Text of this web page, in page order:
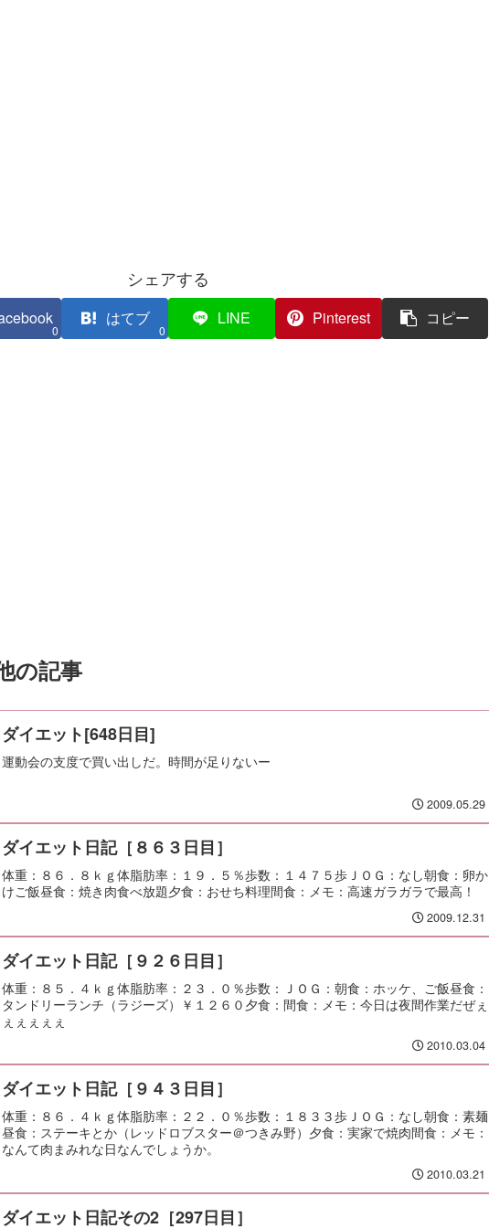
シェアする
0
はてブ
0
LINE Pinterest コピー
の記事
ダイエット[648日目]
運動会の支度で買い出しだ。時間が足りないー
2009.05.29
ダイエット日記［８６３日目］
体重：８６．８ｋｇ体脂肪率：１９．５％歩数：１４７５歩ＪＯＧ：なし朝食：卵か
けご飯昼食：焼き肉食べ放題夕食：おせち料理間食：メモ：高速ガラガラで最高！
2009.12.31
ダイエット日記［９２６日目］
体重：８５．４ｋｇ体脂肪率：２３．０％歩数：ＪＯＧ：朝食：ホッケ、ご飯昼食：
タンドリーランチ（ラジーズ）￥１２６０夕食：間食：メモ：今日は夜間作業だぜぇ
ぇぇぇぇぇ
2010.03.04
ダイエット日記［９４３日目］
体重：８６．４ｋｇ体脂肪率：２２．０％歩数：１８３３歩ＪＯＧ：なし朝食：素麺
昼食：ステーキとか（レッドロブスター＠つきみ野）夕食：実家で焼肉間食：メモ：
なんて肉まみれな日なんでしょうか。
2010.03.21
ダイエット日記その2［297日目］